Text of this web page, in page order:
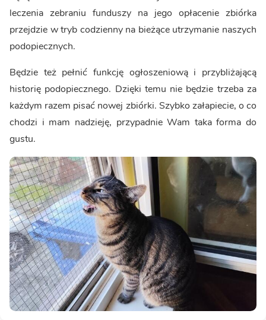
leczenia zebraniu funduszy na jego opłacenie zbiórka
przejdzie w tryb codzienny na bieżące utrzymanie naszych
podopiecznych.
Będzie też pełnić funkcję ogłoszeniową i przybliżającą
historię podopiecznego. Dzięki temu nie będzie trzeba za
każdym razem pisać nowej zbiórki. Szybko załapiecie, o co
chodzi i mam nadzieję, przypadnie Wam taka forma do
gustu.